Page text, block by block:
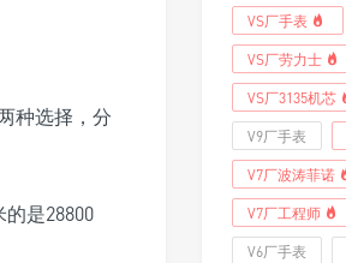
种选择，分
是28800
VS厂手表
VS厂劳力士
VS厂3135机芯
V9厂手表
V7厂波涛菲诺
V7厂工程师
V6厂手表